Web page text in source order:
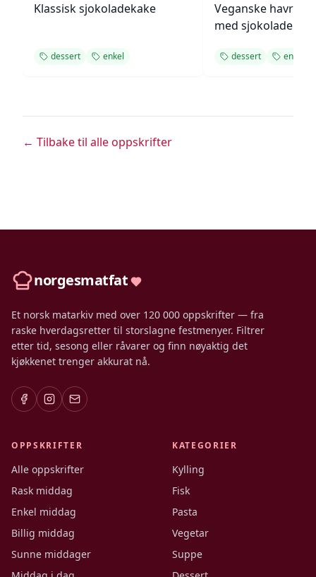
Klassisk sjokoladekake
dessert enkel
Veganske
med sjokolade
dessert enkel
← Tilbake til alle oppskrifter
norgesmatfat
Et norsk matarkiv med over 120 000 oppskrifter — fra
raske hverdagsretter til storslagne festmenyer. Filtrer
etter tid, sesong eller råvarer og finn nøyaktig det
kjøkkenet trenger akkurat nå.
OPPSKRIFTER
Alle oppskrifter
Rask middag
Enkel middag
Billig middag
Sunne middager
KATEGORIER
Kylling
Fisk
Pasta
Vegetar
Suppe